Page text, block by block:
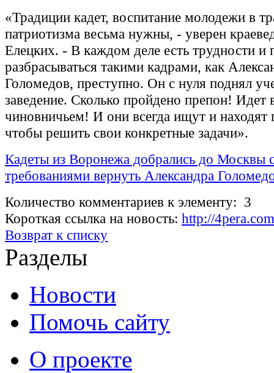
«Традиции кадет, воспитание молодежи в
патриотизма весьма нужны, - уверен
Елецких. - В каждом деле есть трудности
разбрасываться такими кадрами, как
Голомедов, преступно. Он с нуля поднял
заведение. Сколько пройдено препон! Идет
чиновничьем! И они всегда ищут и находят
чтобы решить свои конкретные задачи».
Кадеты из Воронежа добрались до Москвы
требованиями вернуть Александра
Количество комментариев к элементу: 3
Короткая ссылка на новость: http://
Возврат к списку
Разделы
Новости
Помочь сайту
О проекте